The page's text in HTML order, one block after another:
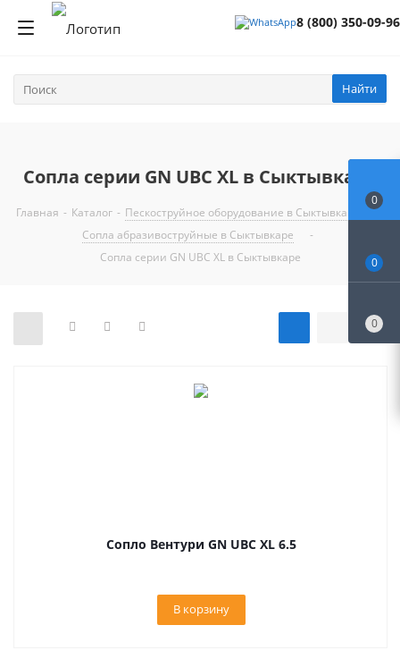
8 (800) 350-09-96
Найти
Сопла серии GN UBC XL в Сыктывкаре
Главная - Каталог - Пескоструйное оборудование в Сыктывкаре
-
Сопла абразивоструйные в Сыктывкаре
-
Сопла серии GN UBC XL в Сыктывкаре
Сопло Вентури GN UBC XL 6.5
В корзину
0
0
0